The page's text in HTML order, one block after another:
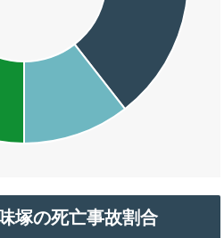
塚の死亡事故割合